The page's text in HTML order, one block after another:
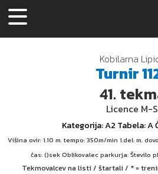
Kobilarna
Turnir
41.
Licence M-S
Kategorija: A2 Tabela: A
Višina ovir: 1.10 m. tempo: 350m/min 1.del: m.
čas: ()sek Oblikovalec parkurja: Število
Tekmovalcev na listi / štartali / * =